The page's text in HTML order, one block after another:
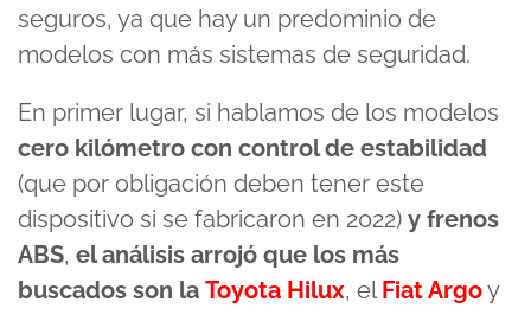
seguros, ya que hay un predominio de
modelos con más sistemas de seguridad.
En primer lugar, si hablamos de los modelos
cero kilómetro con control de estabilidad
(que por obligación deben tener este
dispositivo si se fabricaron en 2022) y frenos
ABS, el análisis arrojó que los más
buscados son la Toyota Hilux, elFiat Argoy